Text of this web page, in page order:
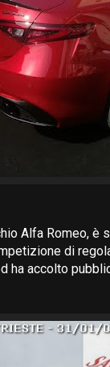
Alfa Romeo, è
di
ha accolto